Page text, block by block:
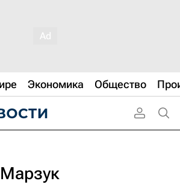
Экономика Общество